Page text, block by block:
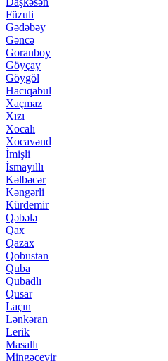
Füzuli
Gədəbəy
Gəncə
Goranboy
Göyçay
Göygöl
Hacıqabul
Xaçmaz
Xızı
Xocalı
Xocavənd
İmişli
İsmayıllı
Kəlbəcər
Kəngərli
Kürdemir
Qəbələ
Qax
Qazax
Qobustan
Quba
Qubadlı
Qusar
Laçın
Lənkəran
Lerik
Masallı
Mingəçevir